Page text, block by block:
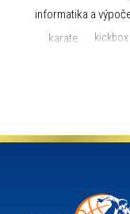
informatika a
karate
kickbox
olympiáda dětí
snowboarding